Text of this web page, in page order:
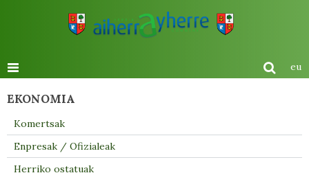
eu
EKONOMIA
Komertsak
Enpresak / Ofizialeak
Herriko ostatuak